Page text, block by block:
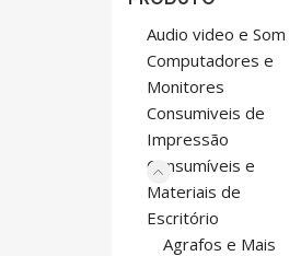
Audio video e Som
Computadores e
Monitores
Consumiveis de
Impressão
Consumíveis e
Materiais de
Escritório
Agrafos e Mais